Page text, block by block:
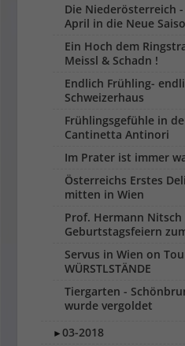
Die Niederösterreich
April in die Neue
Ein Hoch dem
Meissl & Schadn !
Endlich Frühling-
Schweizerhaus
Frühlingsgefühle in
Cantinetta Antinori
Im Prater ist immer
Österreichs Erstes
mitten in Wien
Prof. Hermann
Geburtstagsfeiern
Servus in Wien on
WÜRSTLSTÄNDE
Tiergarten -
wurde vergoldet
►03-2018